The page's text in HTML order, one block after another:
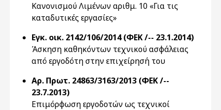
Κανονισμού Λιμένων αριθμ. 10 «Για τις
καταδυτικές εργασίες»
Εγκ. οικ. 2142/106/2014 (ΦΕΚ /-- 23.1.2014)
Άσκηση καθηκόντων τεχνικού ασφάλειας
από εργοδότη στην επιχείρησή του
Αρ. Πρωτ. 24863/3163/2013 (ΦΕΚ /--
23.7.2013)
Επιμόρφωση εργοδοτών ως τεχνικοί